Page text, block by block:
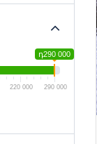
դ290 000
220 000 290 000